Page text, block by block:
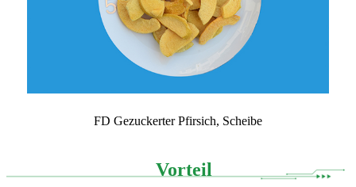
FD Gezuckerter Pfirsich, Scheibe
Vorteil